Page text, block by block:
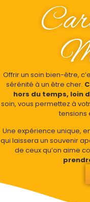
Offrir un soin bien-être,
sérénité à un être cher.
hors du temps, loin
soin, vous permettez à
tensions
Une expérience unique,
qui laissera un souvenir
de ceux qu’on aime